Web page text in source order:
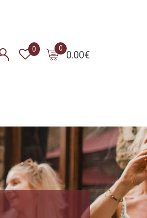
0.00€
0
0